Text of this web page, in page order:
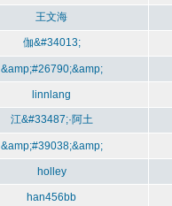
王文海
伽&#34013;
&amp;#26790;&amp;
linnlang
江&#33487;·阿土
&amp;#39038;&amp;
holley
han456bb